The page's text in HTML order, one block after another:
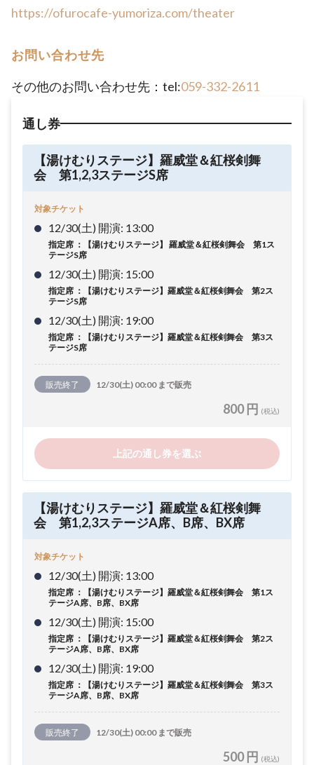
https://ofurocafe-yumoriza.com/theater
お問い合わせ先
その他のお問い合わせ先：tel:059-332-2611
通し券
【湯けむりステージ】羅威堂＆紅桜剣舞
会 第1,2,3ステージS席
対象チケット
12/30(土) 開演: 13:00
指定席 ：【湯けむりステージ】 羅威堂＆紅桜剣舞会 第1ス
テージS席
12/30(土) 開演: 15:00
指定席 ：【湯けむりステージ】羅威堂＆紅桜剣舞会 第2ス
テージS席
12/30(土) 開演: 19:00
指定席 ：【湯けむりステージ】羅威堂＆紅桜剣舞会 第3ス
テージS席
販売終了 12/30(土) 00:00 まで販売
800 円 (税込)
上記の通し券を選ぶ
【湯けむりステージ】羅威堂＆紅桜剣舞
会 第1,2,3ステージA席、B席、BX席
対象チケット
12/30(土) 開演: 13:00
指定席 ：【湯けむりステージ】羅威堂＆紅桜剣舞会 第1ス
テージA席、B席、BX席
12/30(土) 開演: 15:00
指定席 ：【湯けむりステージ】羅威堂＆紅桜剣舞会 第2ス
テージA席、B席、BX席
12/30(土) 開演: 19:00
指定席 ：【湯けむりステージ】羅威堂＆紅桜剣舞会 第3ス
テージA席、B席、BX席
販売終了 12/30(土) 00:00 まで販売
500 円 (税込)